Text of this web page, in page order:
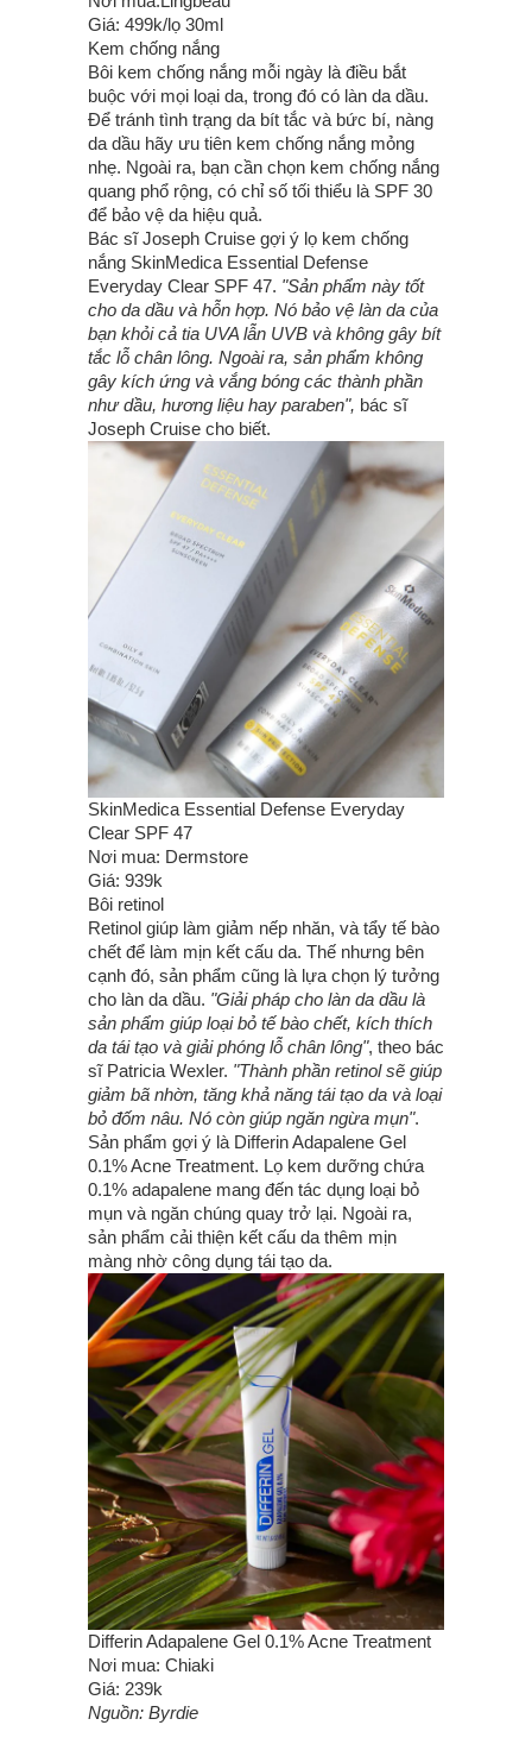
Giá: 499k/lọ 30ml
Kem chống nắng
Bôi kem chống nắng mỗi ngày là điều bắt
buộc với mọi loại da, trong đó có làn da dầu.
Để tránh tình trạng da bít tắc và bức bí, nàng
da dầu hãy ưu tiên kem chống nắng mỏng
nhẹ. Ngoài ra, bạn cần chọn kem chống nắng
quang phổ rộng, có chỉ số tối thiểu là SPF 30
để bảo vệ da hiệu quả.
Bác sĩ Joseph Cruise gợi ý lọ kem chống
nắng SkinMedica Essential Defense
Everyday Clear SPF 47. "Sản phẩm này tốt
cho da dầu và hỗn hợp. Nó bảo vệ làn da của
bạn khỏi cả tia UVA lẫn UVB và không gây bít
tắc lỗ chân lông. Ngoài ra, sản phẩm không
gây kích ứng và vắng bóng các thành phần
như dầu, hương liệu hay paraben", bác sĩ
Joseph Cruise cho biết.
SkinMedica Essential Defense Everyday
Clear SPF 47
Nơi mua: Dermstore
Giá: 939k
Bôi retinol
Retinol giúp làm giảm nếp nhăn, và tẩy tế bào
chết để làm mịn kết cấu da. Thế nhưng bên
cạnh đó, sản phẩm cũng là lựa chọn lý tưởng
cho làn da dầu. "Giải pháp cho làn da dầu là
sản phẩm giúp loại bỏ tế bào chết, kích thích
da tái tạo và giải phóng lỗ chân lông", theo bác
sĩ Patricia Wexler. "Thành phần retinol sẽ giúp
giảm bã nhờn, tăng khả năng tái tạo da và loại
bỏ đốm nâu. Nó còn giúp ngăn ngừa mụn".
Sản phẩm gợi ý là Differin Adapalene Gel
0.1% Acne Treatment. Lọ kem dưỡng chứa
0.1% adapalene mang đến tác dụng loại bỏ
mụn và ngăn chúng quay trở lại. Ngoài ra,
sản phẩm cải thiện kết cấu da thêm mịn
màng nhờ công dụng tái tạo da.
Differin Adapalene Gel 0.1% Acne Treatment
Nơi mua: Chiaki
Giá: 239k
Nguồn: Byrdie